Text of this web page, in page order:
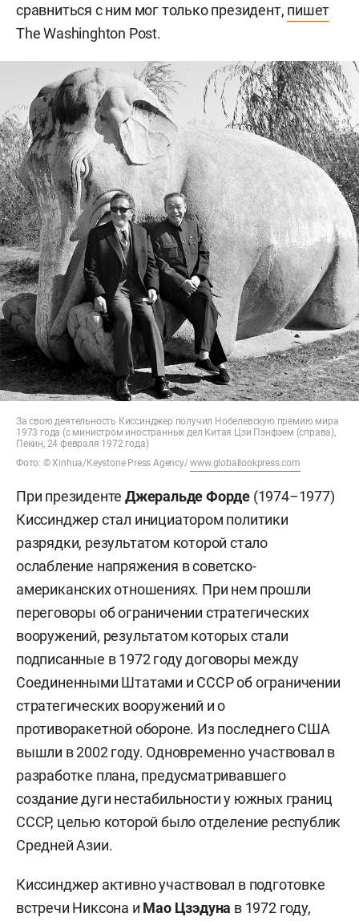
сравниться с ним мог только президент, пишет
The Washinghton Post.
За свою деятельность Киссинджер получил Нобелевскую премию мира
1973 года (с министром иностранных дел Китая Цзи Пэнфэем (справа),
Пекин, 24 февраля 1972 года)
Фото: © Xinhua/Keystone Press Agency/www.globallookpress.com
При президенте Джеральде Форде (1974–1977)
Киссинджер стал инициатором политики
разрядки, результатом которой стало
ослабление напряжения в советско-
американских отношениях. При нем прошли
переговоры об ограничении стратегических
вооружений, результатом которых стали
подписанные в 1972 году договоры между
Соединенными Штатами и СССР об ограничении
стратегических вооружений и о
противоракетной обороне. Из последнего США
вышли в 2002 году. Одновременно участвовал в
разработке плана, предусматривавшего
создание дуги нестабильности у южных границ
СССР, целью которой было отделение республик
Средней Азии.
Киссинджер активно участвовал в подготовке
встречи Никсона и Мао Цзэдуна в 1972 году,